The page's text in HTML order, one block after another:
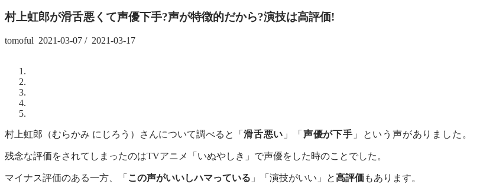
村上虹郎が滑舌悪くて声優下手?声が特徴的だから?演技は高評価!
tomoful 2021-03-07 / 2021-03-17
村上虹郎（むらかみ にじろう）さんについて調べると「 滑舌悪い 」「 声優が下手 」という声がありました。
残念な評価をされてしまったのはTVアニメ「いぬやしき」で声優をした時のことでした。
マイナス評価のある一方、「 この声がいいしハマっている 」「演技がいい」と高評価もあります。